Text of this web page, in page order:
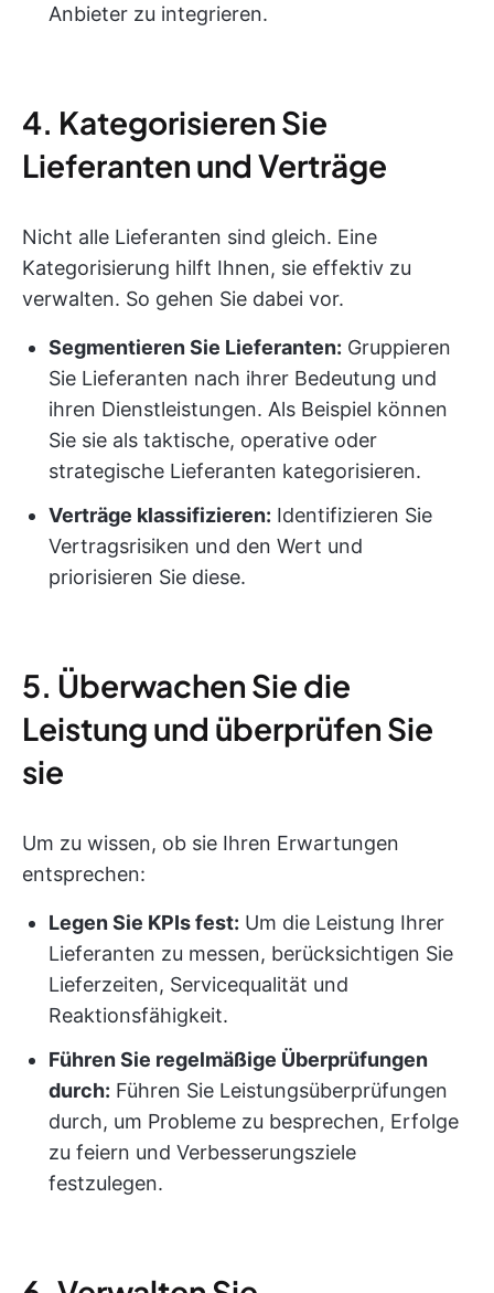
Anbieter zu integrieren.
4. Kategorisieren Sie
Lieferanten und Verträge
Nicht alle Lieferanten sind gleich. Eine
Kategorisierung hilft Ihnen, sie effektiv zu
verwalten. So gehen Sie dabei vor.
Segmentieren Sie Lieferanten: Gruppieren
Sie Lieferanten nach ihrer Bedeutung und
ihren Dienstleistungen. Als Beispiel können
Sie sie als taktische, operative oder
strategische Lieferanten kategorisieren.
Verträge klassifizieren: Identifizieren Sie
Vertragsrisiken und den Wert und
priorisieren Sie diese.
5. Überwachen Sie die
Leistung und überprüfen Sie
sie
Um zu wissen, ob sie Ihren Erwartungen
entsprechen:
Legen Sie KPIs fest: Um die Leistung Ihrer
Lieferanten zu messen, berücksichtigen Sie
Lieferzeiten, Servicequalität und
Reaktionsfähigkeit.
Führen Sie regelmäßige Überprüfungen
durch: Führen Sie Leistungsüberprüfungen
durch, um Probleme zu besprechen, Erfolge
zu feiern und Verbesserungsziele
festzulegen.